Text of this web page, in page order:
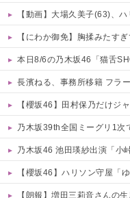
【動画】大場久美子(63)、
【にわか御免】胸揉みたすぎて話
本日8/6の乃木坂46「猫舌
長濱ねる、事務所移籍 フラ
【櫻坂46】田村保乃だけジ
乃木坂39th全国ミーグリ1次で免除
乃木坂46 池田瑛紗出演「小峠英二のなん
【櫻坂46】ハリソン守屋「
【朗報】増田三莉音さんの